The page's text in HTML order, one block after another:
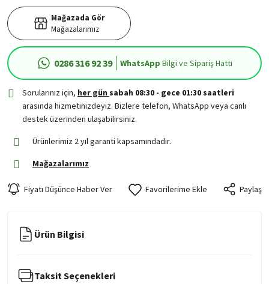
Mağazada Gör
Mağazalarımız
0286 316 92 39 WhatsApp Bilgi ve Sipariş Hattı
Sorularınız için, her gün sabah 08:30 - gece 01:30 saatleri
arasında hizmetinizdeyiz. Bizlere telefon, WhatsApp veya canlı
destek üzerinden ulaşabilirsiniz.
Ürünlerimiz 2 yıl garanti kapsamındadır.
Mağazalarımız
Fiyatı Düşünce Haber Ver Paylaş
Ürün Bilgisi
Taksit Seçenekleri